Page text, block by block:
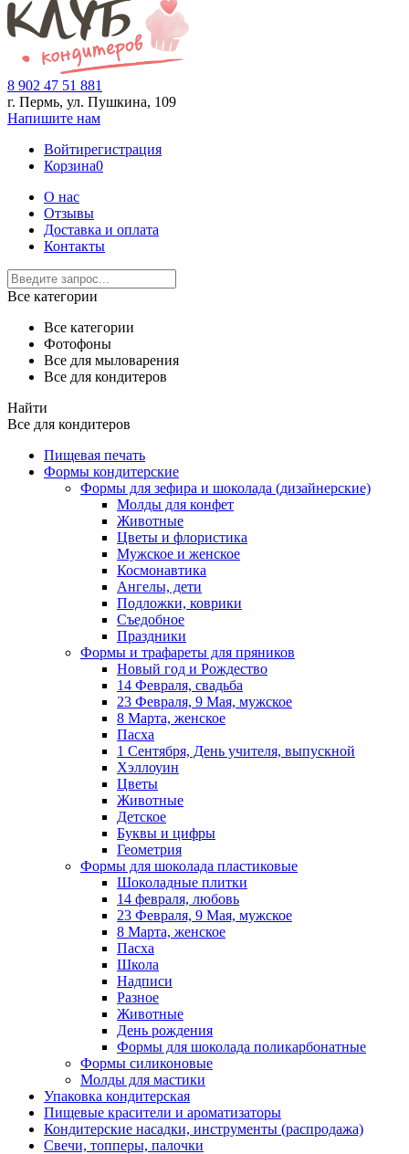
8 902 47 51 881
г. Пермь, ул. Пушкина, 109
Напишите нам
Войтирегистрация
Корзина0
О нас
Отзывы
Доставка и оплата
Контакты
Все категории
Все категории
Фотофоны
Все для мыловарения
Все для кондитеров
Найти
Все для кондитеров
Пищевая печать
Формы кондитерские
Формы для зефира и шоколада (дизайнерские)
Молды для конфет
Животные
Цветы и флористика
Мужское и женское
Космонавтика
Ангелы, дети
Подложки, коврики
Съедобное
Праздники
Формы и трафареты для пряников
Новый год и Рождество
14 Февраля, свадьба
23 Февраля, 9 Мая, мужское
8 Марта, женское
Пасха
1 Сентября, День учителя, выпускной
Хэллоуин
Цветы
Животные
Детское
Буквы и цифры
Геометрия
Формы для шоколада пластиковые
Шоколадные плитки
14 февраля, любовь
23 Февраля, 9 Мая, мужское
8 Марта, женское
Пасха
Школа
Надписи
Разное
Животные
День рождения
Формы для шоколада поликарбонатные
Формы силиконовые
Молды для мастики
Упаковка кондитерская
Пищевые красители и ароматизаторы
Кондитерские насадки, инструменты (распродажа)
Свечи, топперы, палочки